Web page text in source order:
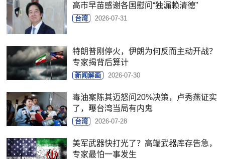
高市早苗感谢各国慰问“独漏赖清德”
台湾 2026-07-31
特朗普刚停火，伊朗为何反而主动开战？
专家揭背后算计
新闻解画 2026-07-30
毒油案陈其迈怒问20%决策，卢秀燕证实
了，曝台湾当局有内鬼
台湾 2026-07-28
美军武器快打光了？高端武器库存告急，
专家最怕一事发生